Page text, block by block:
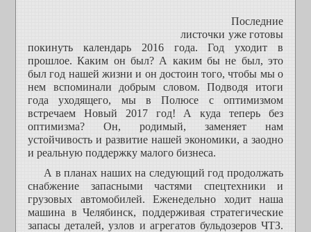
Последние
листочки уже готовы
покинуть календарь 2016 года. Год уходит в
прошлое. Каким он был? А каким бы не был, это
был год нашей жизни и он достоин того, чтобы мы о
нем вспоминали добрым словом. Подводя итоги
года уходящего, мы в Полюсе с оптимизмом
встречаем Новый 2017 год! А куда теперь без
оптимизма? Он, родимый, заменяет нам
устойчивость и развитие нашей экономики, а заодно
и реальную поддержку малого бизнеса.
А в планах наших на следующий год продолжать
снабжение запасными частями спецтехники и
грузовых автомобилей. Еженедельно ходит наша
машина в Челябинск, поддерживая стратегические
запасы деталей, узлов и агрегатов бульдозеров ЧТЗ.